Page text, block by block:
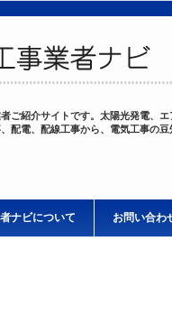
ご紹介サイトです。太陽光発電、
配電、配線工事から、電気工事の
ナビについて お問い合わ